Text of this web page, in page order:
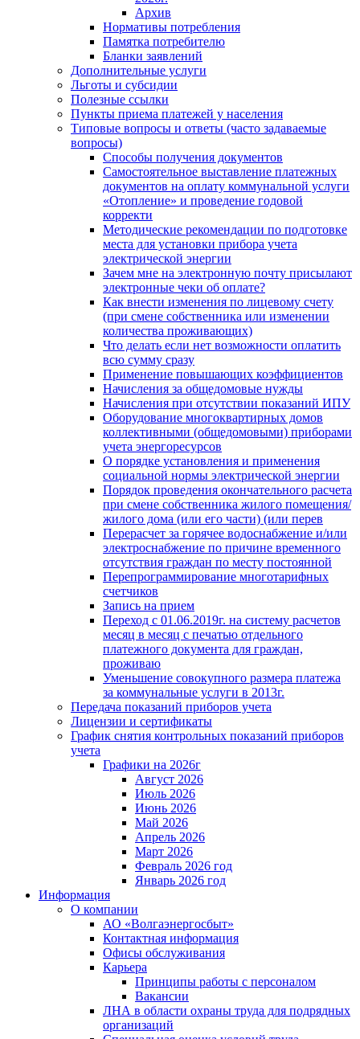
Архив
Нормативы потребления
Памятка потребителю
Бланки заявлений
Дополнительные услуги
Льготы и субсидии
Полезные ссылки
Пункты приема платежей у населения
Типовые вопросы и ответы (часто задаваемые
вопросы)
Способы получения документов
Самостоятельное выставление платежных
документов на оплату коммунальной услуги
«Отопление» и проведение годовой
корректи
Методические рекомендации по подготовке
места для установки прибора учета
электрической энергии
Зачем мне на электронную почту присылают
электронные чеки об оплате?
Как внести изменения по лицевому счету
(при смене собственника или изменении
количества проживающих)
Что делать если нет возможности оплатить
всю сумму сразу
Применение повышающих коэффициентов
Начисления за общедомовые нужды
Начисления при отсутствии показаний ИПУ
Оборудование многоквартирных домов
коллективными (общедомовыми) приборами
учета энергоресурсов
О порядке установления и применения
социальной нормы электрической энергии
Порядок проведения окончательного расчета
при смене собственника жилого помещения/
жилого дома (или его части) (или перев
Перерасчет за горячее водоснабжение и/или
электроснабжение по причине временного
отсутствия граждан по месту постоянной
Перепрограммирование многотарифных
счетчиков
Запись на прием
Переход с 01.06.2019г. на систему расчетов
месяц в месяц с печатью отдельного
платежного документа для граждан,
проживаю
Уменьшение совокупного размера платежа
за коммунальные услуги в 2013г.
Передача показаний приборов учета
Лицензии и сертификаты
График снятия контрольных показаний приборов
учета
Графики на 2026г
Август 2026
Июль 2026
Июнь 2026
Май 2026
Апрель 2026
Март 2026
Февраль 2026 год
Январь 2026 год
Информация
О компании
АО «Волгаэнергосбыт»
Контактная информация
Офисы обслуживания
Карьера
Принципы работы с персоналом
Вакансии
ЛНА в области охраны труда для подрядных
организаций